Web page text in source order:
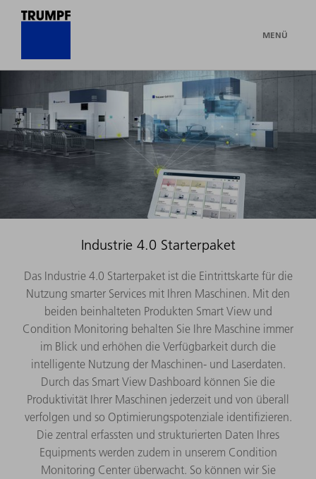
MENÜ
Industrie 4.0 Starterpaket
Das Industrie 4.0 Starterpaket ist die Eintrittskarte für die
Nutzung smarter Services mit Ihren Maschinen. Mit den
beiden beinhalteten Produkten Smart View und
Condition Monitoring behalten Sie Ihre Maschine immer
im Blick und erhöhen die Verfügbarkeit durch die
intelligente Nutzung der Maschinen- und Laserdaten.
Durch das Smart View Dashboard können Sie die
Produktivität Ihrer Maschinen jederzeit und von überall
verfolgen und so Optimierungspotenziale identifizieren.
Die zentral erfassten und strukturierten Daten Ihres
Equipments werden zudem in unserem Condition
Monitoring Center überwacht. So können wir Sie